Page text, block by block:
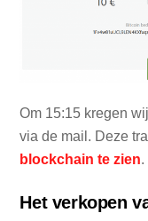
Om 15:15 kregen
via de mail. Deze
blockchain te zien.
Het verkopen